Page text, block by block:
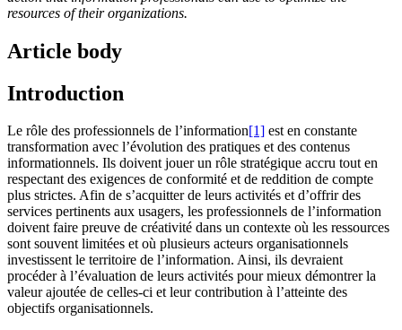
resources of their organizations.
Article body
Introduction
Le rôle des professionnels de l’information[1] est en constante
transformation avec l’évolution des pratiques et des contenus
informationnels. Ils doivent jouer un rôle stratégique accru tout en
respectant des exigences de conformité et de reddition de compte
plus strictes. Afin de s’acquitter de leurs activités et d’offrir des
services pertinents aux usagers, les professionnels de l’information
doivent faire preuve de créativité dans un contexte où les ressources
sont souvent limitées et où plusieurs acteurs organisationnels
investissent le territoire de l’information. Ainsi, ils devraient
procéder à l’évaluation de leurs activités pour mieux démontrer la
valeur ajoutée de celles-ci et leur contribution à l’atteinte des
objectifs organisationnels.